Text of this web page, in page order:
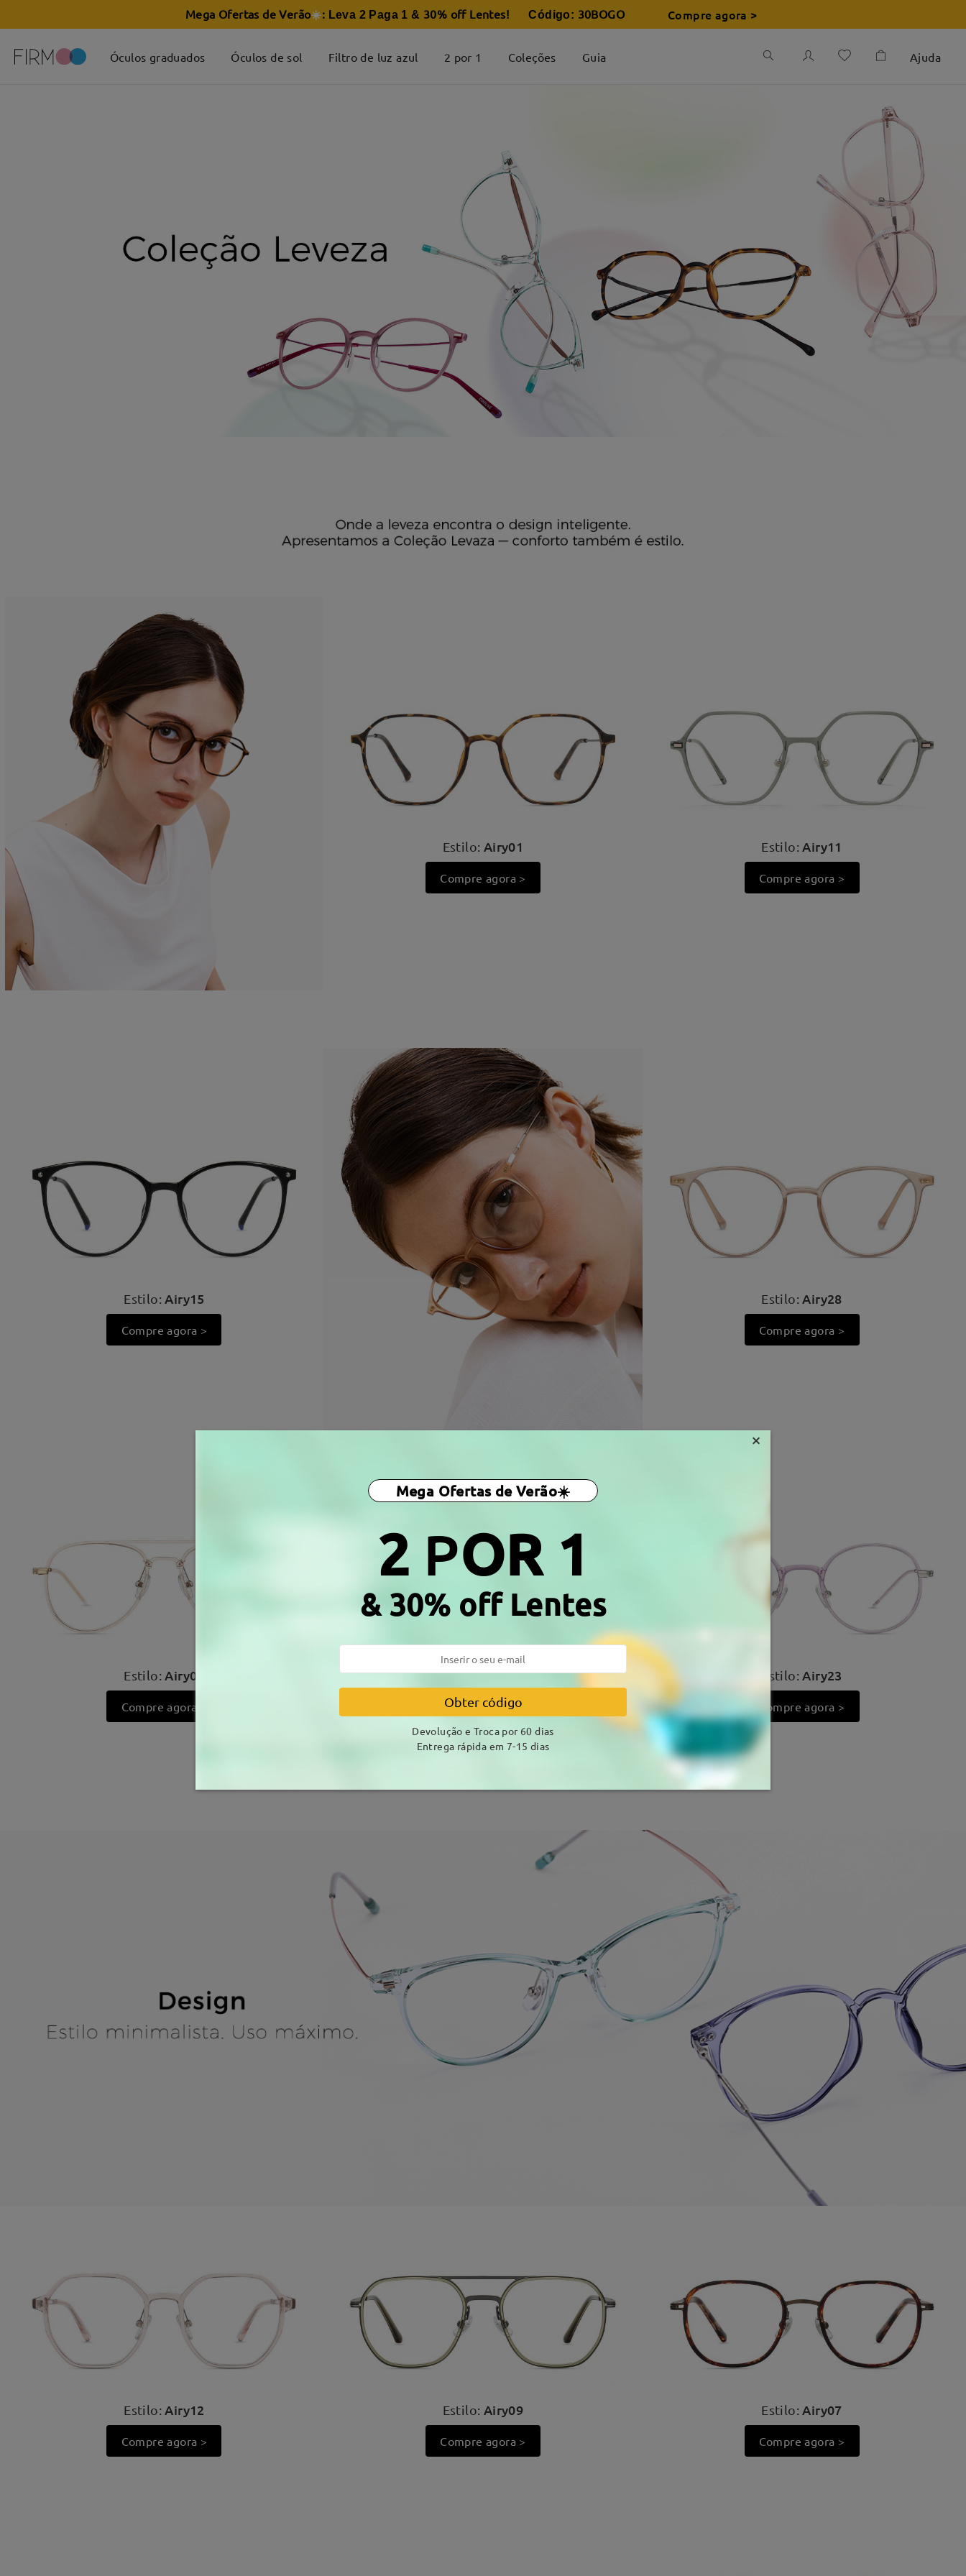
Mega Ofertas de Verão☀️: Leva 2 Paga 1 & 30% off Lentes! Código: 30BOGO Compre agora >
Óculos graduados Óculos de sol Filtro de luz azul 2 por 1 Coleções Guia Ajuda
Estilo: Airy01
Compre agora >
Estilo:Airy11
Compre agora >
Estilo: Airy15
Compre agora >
Estilo: Airy28
Compre agora >
Estilo: Airy08
Compre agora >
Estilo:Airy14
Compre agora >
Estilo: Airy23
Compre agora >
Estilo: Airy12
Compre agora >
Estilo: Airy09
Compre agora >
Estilo: Airy07
Compre agora >
×
Mega Ofertas de Verão☀️
2 POR 1
& 30% off Lentes
Obter código
Devolução e Troca por 60 dias
Entrega rápida em 7-15 dias